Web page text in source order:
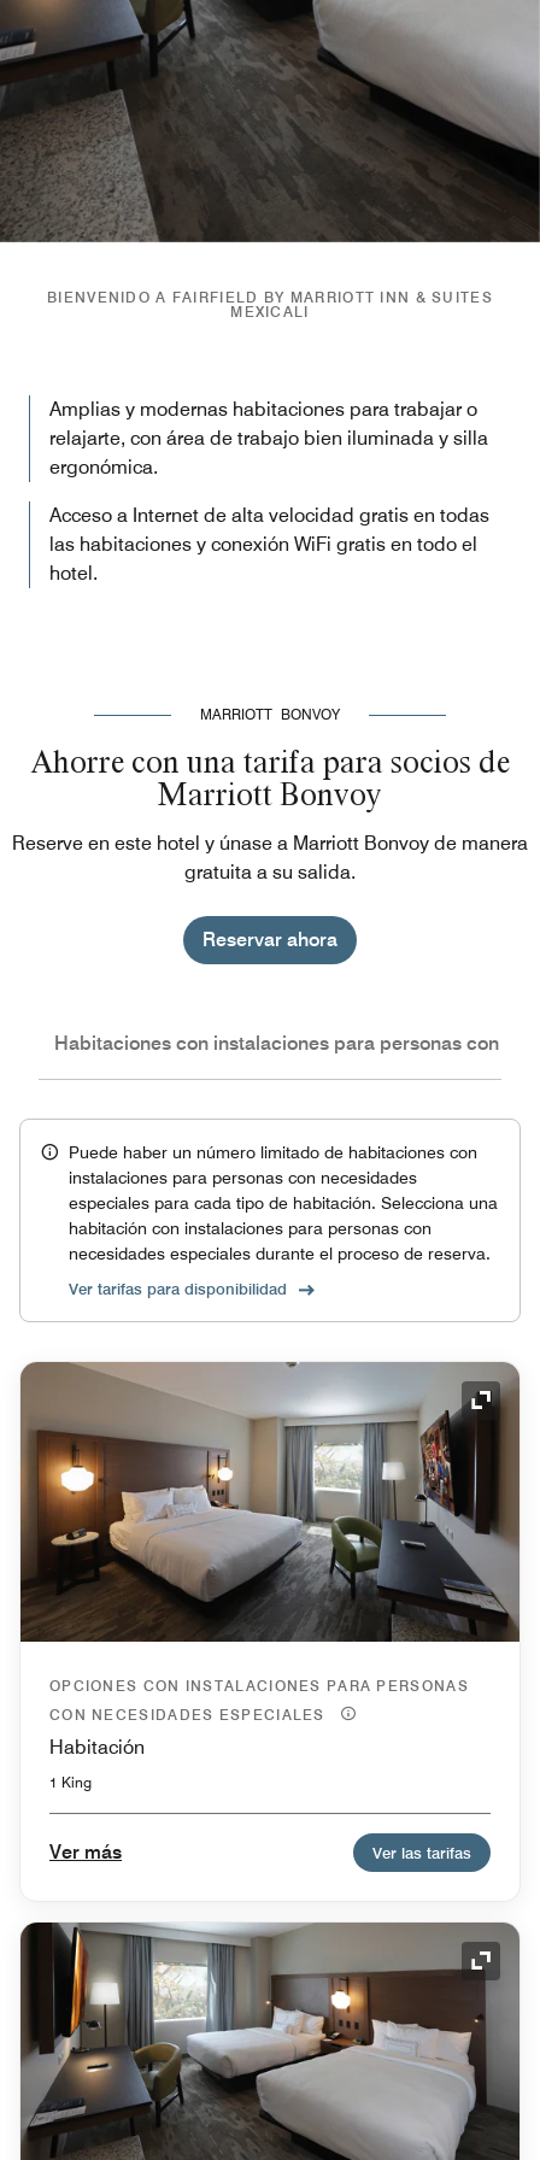
BIENVENIDO A FAIRFIELD BY MARRIOTT INN & SUITES
MEXICALI
Amplias y modernas habitaciones para trabajar o
relajarte, con área de trabajo bien iluminada y silla
ergonómica.
Acceso a Internet de alta velocidad gratis en todas
las habitaciones y conexión WiFi gratis en todo el
hotel.
MARRIOTT BONVOY
Ahorre con una tarifa para socios de
Marriott Bonvoy
Reserve en este hotel y únase a Marriott Bonvoy de manera
gratuita a su salida.
Reservar ahora
Habitaciones con instalaciones para personas con
Puede haber un número limitado de habitaciones con
instalaciones para personas con necesidades
especiales para cada tipo de habitación. Selecciona una
habitación con instalaciones para personas con
necesidades especiales durante el proceso de reserva.
Ver tarifas para disponibilidad
Icono
OPCIONES CON INSTALACIONES PARA PERSONAS
CON NECESIDADES ESPECIALES
Habitación
1 King
Ver más Ver las tarifas
Icono